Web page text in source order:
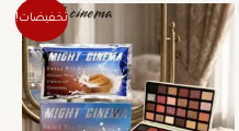
تخفيضات!
السعر
هو:
276 ج.م.
السعر
الحالي
هو:
193 ج.م.